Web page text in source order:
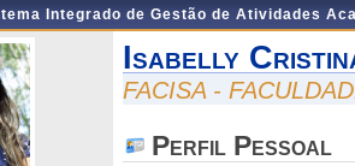
Integrado de Gestão de Atividades
Isabelly
FACISA -
Perfil Pessoal